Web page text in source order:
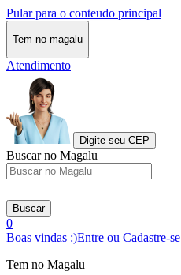
Pular para o conteudo principal
Tem no magalu
Atendimento
Digite seu CEP
Buscar no Magalu
Buscar
0
Boas vindas :)Entre ou Cadastre-se
Tem no Magalu